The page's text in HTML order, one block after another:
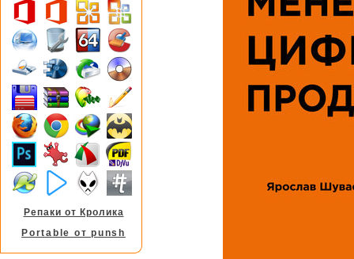
Репаки от Кролика
Portable от punsh